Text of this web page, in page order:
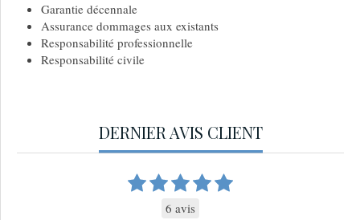
Garantie décennale
Assurance dommages aux existants
Responsabilité professionnelle
Responsabilité civile
DERNIER AVIS CLIENT
6 avis